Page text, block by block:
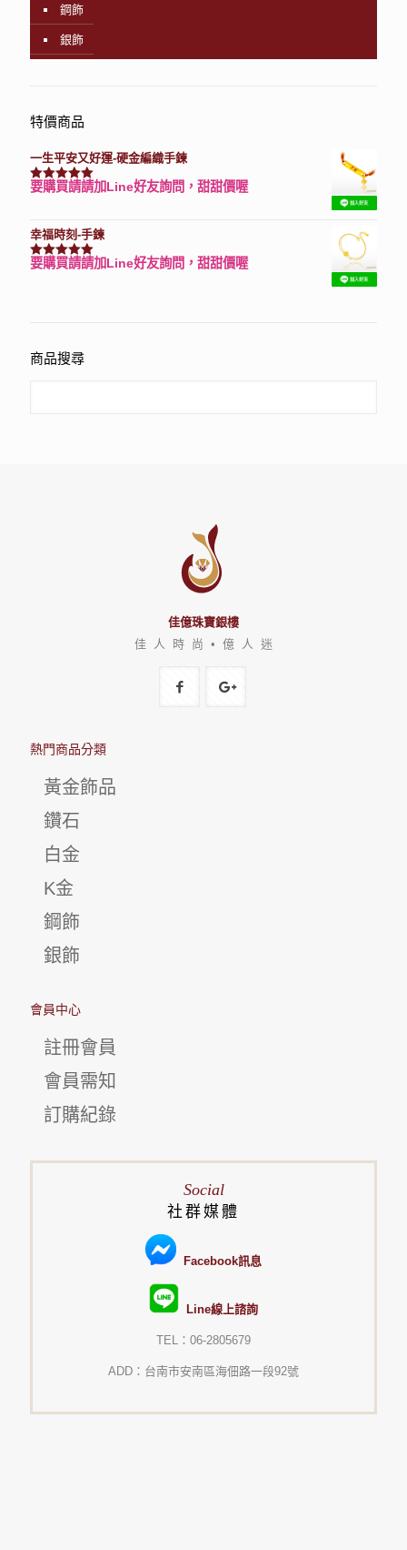
鋼飾
銀飾
特價商品
一生平安又好運-硬金編織手鍊
評分7740滿分 5
要購買請請加Line好友詢問，甜甜價喔
幸福時刻-手鍊
評分3150滿分 5
要購買請請加Line好友詢問，甜甜價喔
商品搜尋
佳億珠寶銀樓
佳 人 時 尚 • 億 人 迷
熱門商品分類
黃金飾品
鑽石
白金
K金
鋼飾
銀飾
會員中心
註冊會員
會員需知
訂購紀錄
Social
社群媒體
Facebook訊息
Line線上諮詢
TEL：06-2805679
ADD：台南市安南區海佃路一段92號